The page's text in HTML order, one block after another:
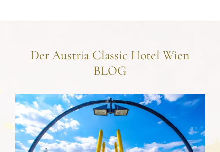
Der Austria Classic Hotel Wien
BLOG